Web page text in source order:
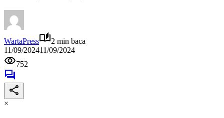
WartaPress
2 min baca
11/09/202411/09/2024
752
×